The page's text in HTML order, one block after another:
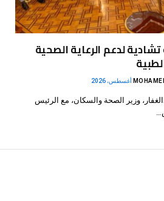
لدعم الرعاية الصحية
وزير الصحة والسكان، مع الرئيس